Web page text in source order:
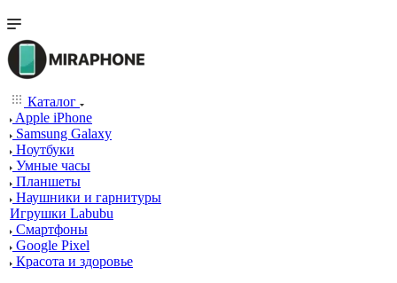
Каталог
Apple iPhone
Samsung Galaxy
Ноутбуки
Умные часы
Планшеты
Наушники и гарнитуры
Игрушки Labubu
Смартфоны
Google Pixel
Красота и здоровье